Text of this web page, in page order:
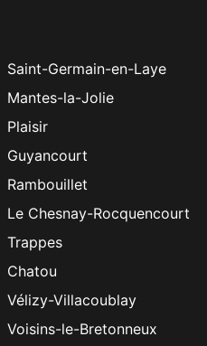
Saint-Germain-en-Laye
Mantes-la-Jolie
Plaisir
Guyancourt
Rambouillet
Le Chesnay-Rocquencourt
Trappes
Chatou
Vélizy-Villacoublay
Voisins-le-Bretonneux